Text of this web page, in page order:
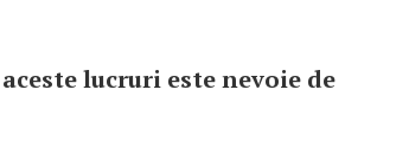
lucruri este nevoie de